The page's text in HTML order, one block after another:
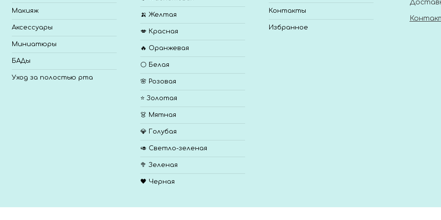
Макияж
Аксессуары
Миниатюры
БАДы
Уход за полостью рта
🍌 Желтая
💋 Красная
🔥 Оранжевая
⚪ Белая
🌸 Розовая
⭐ Золотая
👗 Мятная
💎 Голубая
🥑 Светло-зеленая
🥦 Зеленая
🖤 Черная
Контакты
Избранное